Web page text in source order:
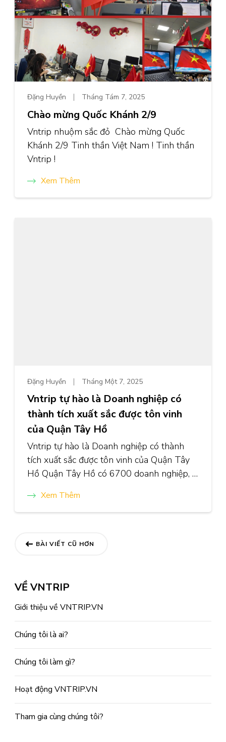
Đặng Huyền Tháng Tám 7, 2025
Chào mừng Quốc Khánh 2/9
Vntrip nhuộm sắc đỏ Chào mừng Quốc
Khánh 2/9 Tinh thần Việt Nam ! Tinh thần
Vntrip !
Xem Thêm
Đặng Huyền Tháng Một 7, 2025
Vntrip tự hào là Doanh nghiệp có
thành tích xuất sắc được tôn vinh
của Quận Tây Hồ
Vntrip tự hào là Doanh nghiệp có thành
tích xuất sắc được tôn vinh của Quận Tây
Hồ Quận Tây Hồ có 6700 doanh nghiệp, …
Xem Thêm
Điều
bài
viết
BÀI VIẾT CŨ HƠN
VỀ VNTRIP
Giới thiệu về VNTRIP.VN
Chúng tôi là ai?
Chúng tôi làm gì?
Hoạt động VNTRIP.VN
Tham gia cùng chúng tôi?